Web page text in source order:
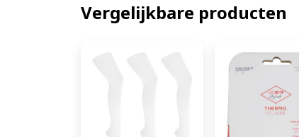
Vergelijkbare producten